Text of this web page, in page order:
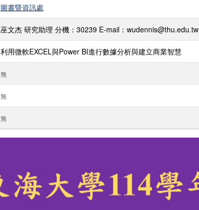
圖書暨資訊處
巫文杰 研究助理 分機：30239 E-mail：wudennis@thu.edu.tw
利用微軟EXCEL與Power BI進行數據分析與建立商業智慧
無
無
無